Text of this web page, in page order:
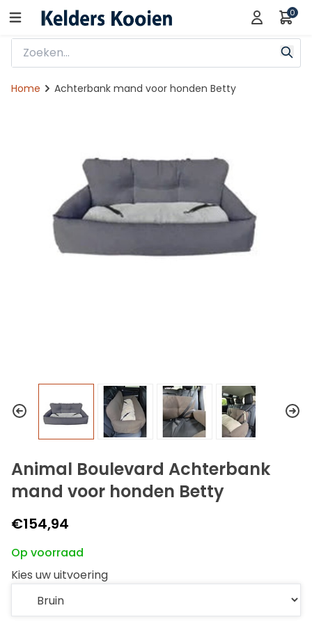
0
Home Achterbank mand voor honden Betty
Animal Boulevard Achterbank
mand voor honden Betty
€154,94
Op voorraad
Kies uw uitvoering